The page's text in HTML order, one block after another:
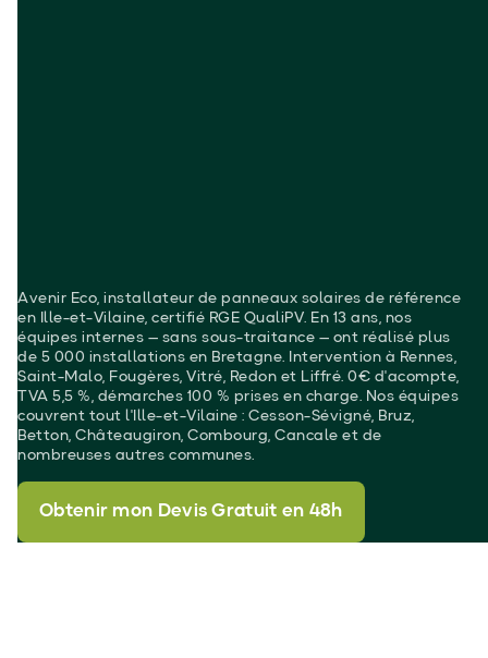
Avenir Eco, installateur de panneaux solaires de référence
en Ille-et-Vilaine, certifié RGE QualiPV. En 13 ans, nos
équipes internes — sans sous-traitance — ont réalisé plus
de 5 000 installations en Bretagne. Intervention à Rennes,
Saint-Malo, Fougères, Vitré, Redon et Liffré. 0€ d'acompte,
TVA 5,5 %, démarches 100 % prises en charge. Nos équipes
couvrent tout l'Ille-et-Vilaine : Cesson-Sévigné, Bruz,
Betton, Châteaugiron, Combourg, Cancale et de
nombreuses autres communes.
Obtenir mon Devis Gratuit en 48h